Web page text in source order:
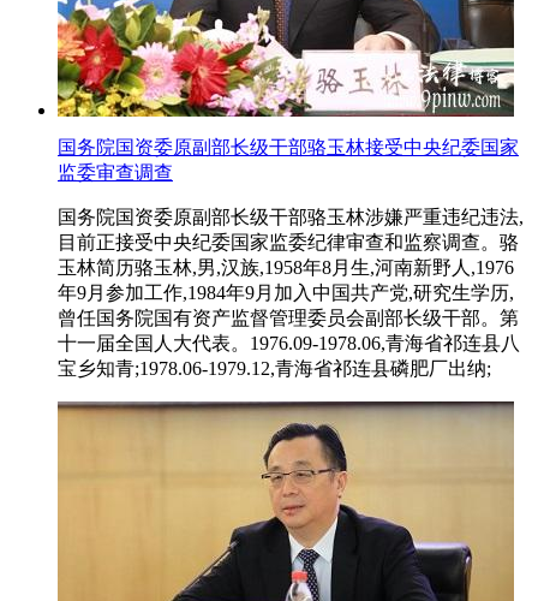
国务院国资委原副部长级干部骆玉林接受中央纪委国家
监委审查调查
国务院国资委原副部长级干部骆玉林涉嫌严重违纪违法,
目前正接受中央纪委国家监委纪律审查和监察调查。骆
玉林简历骆玉林,男,汉族,1958年8月生,河南新野人,1976
年9月参加工作,1984年9月加入中国共产党,研究生学历,
曾任国务院国有资产监督管理委员会副部长级干部。第
十一届全国人大代表。1976.09-1978.06,青海省祁连县八
宝乡知青;1978.06-1979.12,青海省祁连县磷肥厂出纳;